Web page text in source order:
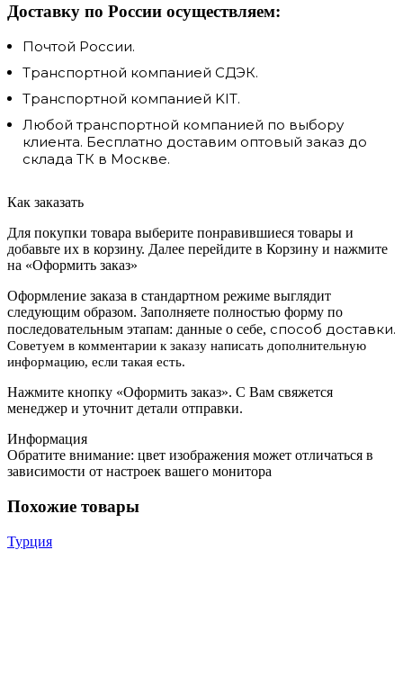
Доставку по России осуществляем:
Почтой России.
Транспортной компанией СДЭК.
Транспортной компанией KIT.
Любой транспортной компанией по выбору
клиента. Бесплатно доставим оптовый заказ до
склада ТК в Москве.
Как заказать
Для покупки товара выберите понравившиеся товары и
добавьте их в корзину. Далее перейдите в Корзину и нажмите
на «Оформить заказ»
Оформление заказа в стандартном режиме выглядит
следующим образом. Заполняете полностью форму по
последовательным этапам: данные о себе, способ доставки.
Советуем в комментарии к заказу написать дополнительную
информацию, если такая есть.
Нажмите кнопку «Оформить заказ». С Вам свяжется
менеджер и уточнит детали отправки.
Информация
Обратите внимание: цвет изображения может отличаться в
зависимости от настроек вашего монитора
Похожие товары
Турция